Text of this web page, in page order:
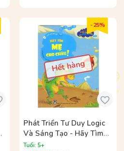
Hết hàng
- 25%
Phát Triển Tư Duy Logic
Và Sáng Tạo - Hãy Tìm
Mẹ Cho Cháu
Tuổi: 5+